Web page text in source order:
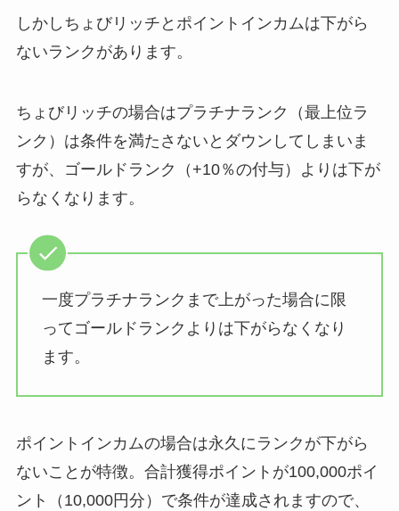
しかしちょびリッチとポイントインカムは下がら
ないランクがあります。
ちょびリッチの場合はプラチナランク（最上位ラ
ンク）は条件を満たさないとダウンしてしまいま
すが、ゴールドランク（+10％の付与）よりは下が
らなくなります。
一度プラチナランクまで上がった場合に限
ってゴールドランクよりは下がらなくなり
ます。
ポイントインカムの場合は永久にランクが下がら
ないことが特徴。合計獲得ポイントが100,000ポイ
ント（10,000円分）で条件が達成されますので、